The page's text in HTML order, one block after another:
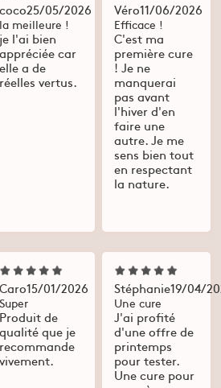
coco25/05/2026
la meilleure !
je l'ai bien
appréciée car
elle a de
réelles vertus.
Véro11/06/2026
Efficace !
C'est ma
première cure
! Je ne
manquerai
pas avant
l'hiver d'en
faire une
autre. Je me
sens bien tout
en respectant
la nature.
Caro15/01/2026
Super
Produit de
qualité que je
recommande
vivement.
Stéphanie19/04/
Une cure
J'ai profité
d'une offre de
printemps
pour tester.
Une cure pour